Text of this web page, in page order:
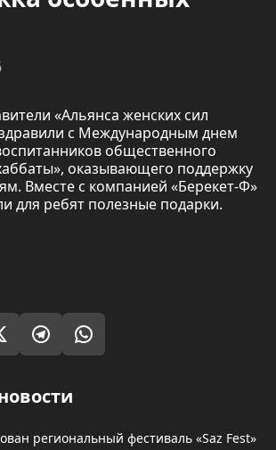
«Альянса женских сил
с Международным днем
общественного
оказывающего поддержку
Вместе с компанией «Берекет-Ф»
для ребят полезные подарки.
региональный фестиваль «Saz Fest»